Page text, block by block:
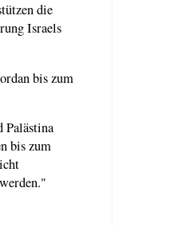
die
Israels
bis zum
Palästina
bis zum